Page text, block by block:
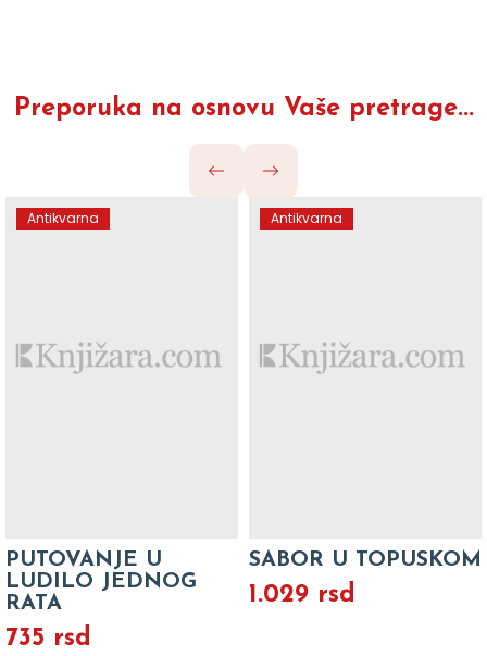
Preporuka na osnovu Vaše pretrage...
Antikvarna
PUTOVANJE U
LUDILO JEDNOG
RATA
735 rsd
Antikvarna
SABOR U TOPUSKOM
1.029 rsd